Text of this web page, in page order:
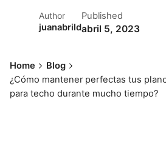
Author
juanabrild
Published
abril 5, 2023
Home
Blog
¿Cómo mantener perfectas tus
para techo durante mucho tiempo?